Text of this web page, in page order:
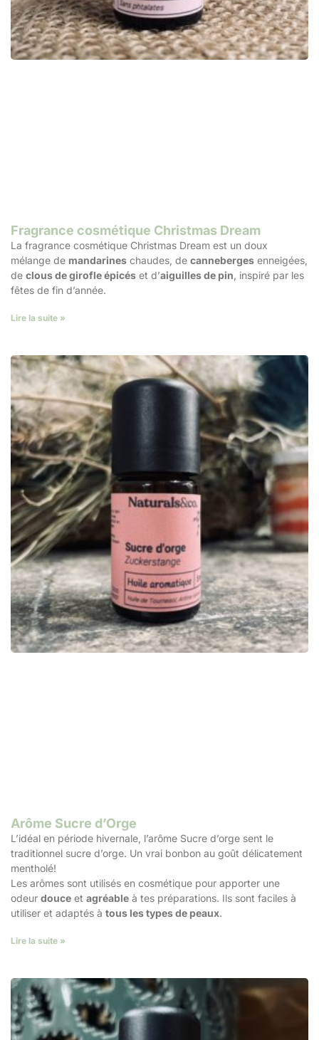
Fragrance cosmétique Christmas Dream
La fragrance cosmétique Christmas Dream est un doux
mélange de mandarines chaudes, de canneberges enneigées,
de clous de girofle épicés et d’aiguilles de pin , inspiré par les
fêtes de fin d’année.
Lire la suite »
Arôme Sucre d’Orge
L’idéal en période hivernale, l’arôme Sucre d’orge sent le
traditionnel sucre d’orge. Un vrai bonbon au goût délicatement
mentholé!
Les arômes sont utilisés en cosmétique pour apporter une
odeur douce et agréable à tes préparations. Ils sont faciles à
utiliser et adaptés à tous les types de peaux.
Lire la suite »